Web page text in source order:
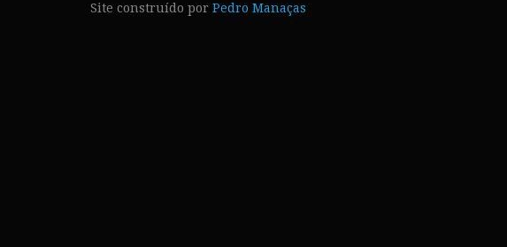
Site construído por Pedro Manaças